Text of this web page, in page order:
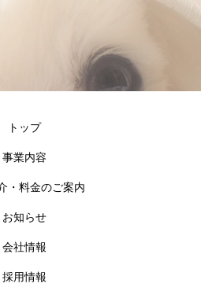
トップ
事業内容
・料金のご案内
お知らせ
会社情報
採用情報